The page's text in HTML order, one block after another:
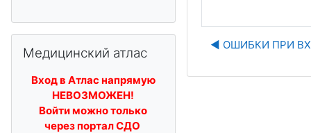
◀︎ ОШИБКИ ПРИ
Медицинский атлас
Вход в Атлас напрямую
НЕВОЗМОЖЕН!
Войти можно только
через портал СДО